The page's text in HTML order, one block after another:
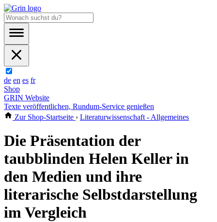
de en es fr
Shop
GRIN Website
Texte veröffentlichen, Rundum-Service genießen
Zur Shop-Startseite › Literaturwissenschaft - Allgemeines
Die Präsentation der
taubblinden Helen Keller in
den Medien und ihre
literarische Selbstdarstellung
im Vergleich